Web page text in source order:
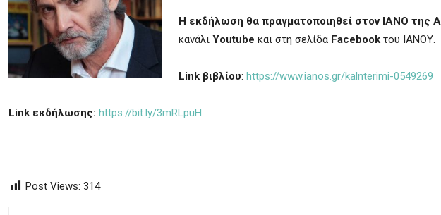
Η εκδήλωση θα πραγματοποιηθεί στον ΙΑΝΟ της
κανάλι Youtube και στη σελίδα Facebook του ΙΑΝΟΥ.
Link βιβλίου: https://www.ianos.gr/kalnterimi-0549269
Link εκδήλωσης: https://bit.ly/3mRLpuH
Post Views: 314